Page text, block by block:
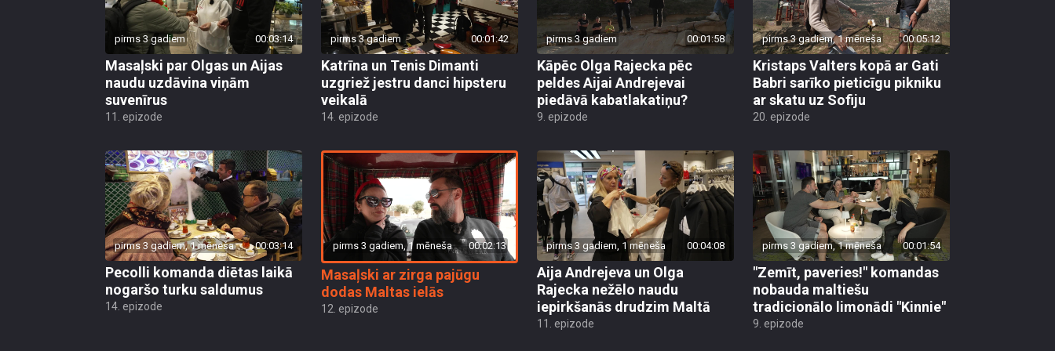
pirms 3 gadiem 00:03:14
Masaļski par Olgas un Aijas
naudu uzdāvina viņām
suvenīrus
11. epizode
pirms 3 gadiem 00:01:42
Katrīna un Tenis Dimanti
uzgriež jestru danci hipsteru
veikalā
14. epizode
pirms 3 gadiem 00:01:58
Kāpēc Olga Rajecka pēc
peldes Aijai Andrejevai
piedāvā kabatlakatiņu?
9. epizode
pirms 3 gadiem, 1 mēneša 00:05:12
Kristaps Valters kopā ar Gati
Babri sarīko pieticīgu pikniku
ar skatu uz Sofiju
20. epizode
pirms 3 gadiem, 1 mēneša 00:03:14
Pecolli komanda diētas laikā
nogaršo turku saldumus
14. epizode
pirms 3 gadiem, 1 mēneša 00:02:13
Masaļski ar zirga pajūgu
dodas Maltas ielās
12. epizode
pirms 3 gadiem, 1 mēneša 00:04:08
Aija Andrejeva un Olga
Rajecka nežēlo naudu
iepirkšanās drudzim Maltā
11. epizode
pirms 3 gadiem, 1 mēneša 00:01:54
"Zemīt, paveries!" komandas
nobauda maltiešu
tradicionālo limonādi "Kinnie"
9. epizode